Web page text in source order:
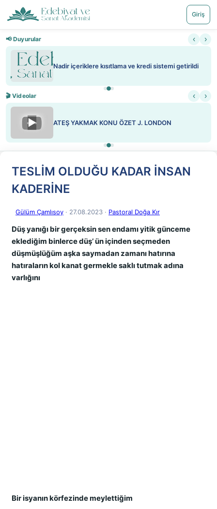
Giriş
📢 Duyurular ‹ ›
Nadir içeriklere kısıtlama ve kredi sistemi getirildi
🎬 Videolar ‹ ›
▶ ATEŞ YAKMAK KONU ÖZET J. LONDON
TESLİM OLDUĞU KADAR İNSAN
KADERİNE
Gülüm Çamlısoy · 27.08.2023 · Pastoral Doğa Kır
Düş yanığı bir gerçeksin sen endamı yitik günceme
eklediğim binlerce düş’ ün içinden seçmeden
düşmüşlüğüm aşka saymadan zamanı hatırına
hatıraların kol kanat germekle saklı tutmak adına
varlığını
Bir isyanın körfezinde meylettiğim